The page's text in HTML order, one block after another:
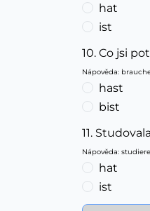
hat
ist
10. Co jsi
Nápověda:
hast
bist
11.
Nápověda:
hat
ist